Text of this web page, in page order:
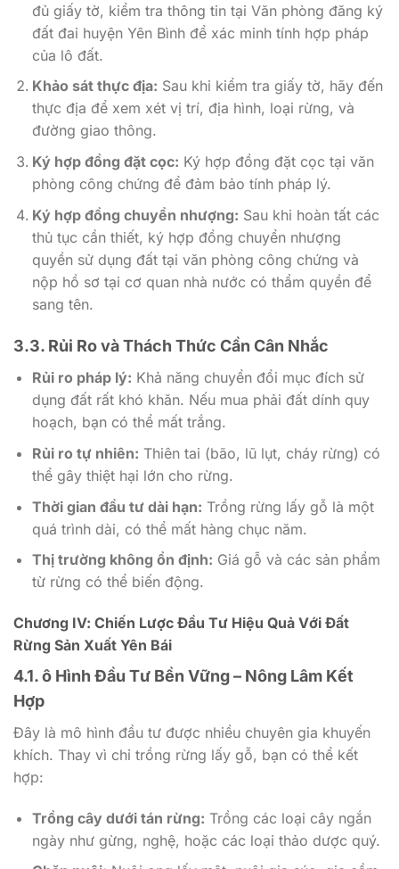
đủ giấy tờ, kiểm tra thông tin tại Văn phòng đăng ký
đất đai huyện Yên Bình để xác minh tính hợp pháp
của lô đất.
Khảo sát thực địa: Sau khi kiểm tra giấy tờ, hãy đến
thực địa để xem xét vị trí, địa hình, loại rừng, và
đường giao thông.
Ký hợp đồng đặt cọc: Ký hợp đồng đặt cọc tại văn
phòng công chứng để đảm bảo tính pháp lý.
Ký hợp đồng chuyển nhượng: Sau khi hoàn tất các
thủ tục cần thiết, ký hợp đồng chuyển nhượng
quyền sử dụng đất tại văn phòng công chứng và
nộp hồ sơ tại cơ quan nhà nước có thẩm quyền để
sang tên.
3.3. Rủi Ro và Thách Thức Cần Cân Nhắc
Rủi ro pháp lý: Khả năng chuyển đổi mục đích sử
dụng đất rất khó khăn. Nếu mua phải đất dính quy
hoạch, bạn có thể mất trắng.
Rủi ro tự nhiên: Thiên tai (bão, lũ lụt, cháy rừng) có
thể gây thiệt hại lớn cho rừng.
Thời gian đầu tư dài hạn: Trồng rừng lấy gỗ là một
quá trình dài, có thể mất hàng chục năm.
Thị trường không ổn định: Giá gỗ và các sản phẩm
từ rừng có thể biến động.
Chương IV: Chiến Lược Đầu Tư Hiệu Quả Với Đất
Rừng Sản Xuất Yên Bái
4.1. ô Hình Đầu Tư Bền Vững – Nông Lâm Kết
Hợp
Đây là mô hình đầu tư được nhiều chuyên gia khuyến
khích. Thay vì chỉ trồng rừng lấy gỗ, bạn có thể kết
hợp:
Trồng cây dưới tán rừng: Trồng các loại cây ngắn
ngày như gừng, nghệ, hoặc các loại thảo dược quý.